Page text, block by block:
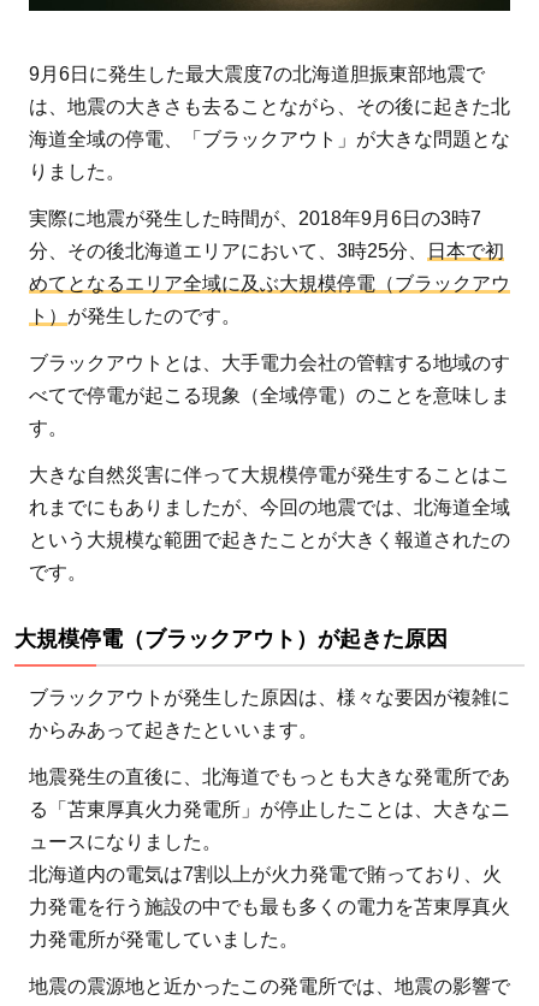
9月6日に発生した最大震度7の北海道胆振東部地震で
は、地震の大きさも去ることながら、その後に起きた北
海道全域の停電、「ブラックアウト」が大きな問題とな
りました。
実際に地震が発生した時間が、2018年9月6日の3時7
分、その後北海道エリアにおいて、3時25分、
日本で初
めてとなるエリア全域に及ぶ大規模停電（ブラックアウ
ト） が発生したのです。
ブラックアウトとは、大手電力会社の管轄する地域のす
べてで停電が起こる現象（全域停電）のことを意味しま
す。
大きな自然災害に伴って大規模停電が発生することはこ
れまでにもありましたが、今回の地震では、北海道全域
という大規模な範囲で起きたことが大きく報道されたの
です。
大規模停電（ブラックアウト）が起きた原因
ブラックアウトが発生した原因は、様々な要因が複雑に
からみあって起きたといいます。
地震発生の直後に、北海道でもっとも大きな発電所であ
る「苫東厚真火力発電所」が停止したことは、大きなニ
ュースになりました。
北海道内の電気は7割以上が火力発電で賄っており、火
力発電を行う施設の中でも最も多くの電力を苫東厚真火
力発電所が発電していました。
地震の震源地と近かったこの発電所では、地震の影響で